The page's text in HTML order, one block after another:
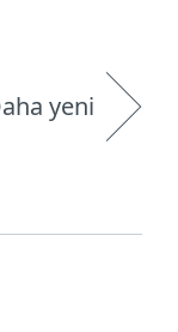
yeni